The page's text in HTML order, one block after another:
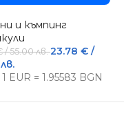
и къмпинг
/ 55.00 лв.23.78 €/
EUR = 1.95583 BGN